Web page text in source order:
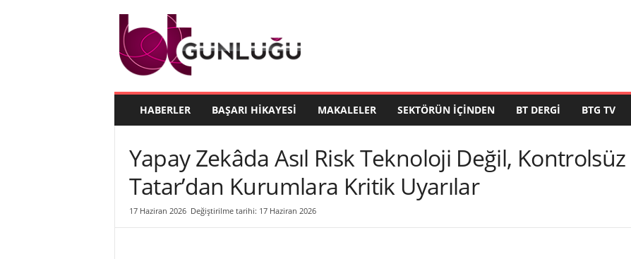
B
HABERLER BAŞARI HIKAYESI MAKALELER SEKTÖRÜN İÇINDEN BT DERGI BTG TV
Yapay Zekâda Asıl Risk Teknoloji Değil,
Tatar’dan Kurumlara Kritik Uyarılar
17 Haziran 2026 Değiştirilme tarihi: 17 Haziran 2026